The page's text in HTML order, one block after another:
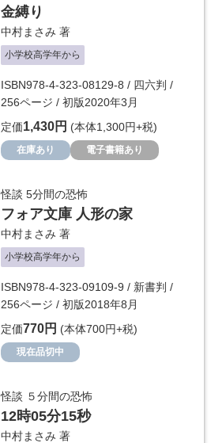
金縛り
中村まさみ 著
小学校高学年から
ISBN978-4-323-08129-8 / 四六判 /
256ページ / 初版2020年3月
定価1,430円 (本体1,300円+税)
在庫あり 電子書籍あり
怪談 5分間の恐怖
フォア文庫 人形の家
中村まさみ 著
小学校高学年から
ISBN978-4-323-09109-9 / 新書判 /
256ページ / 初版2018年8月
定価770円 (本体700円+税)
現在品切中
怪談 ５分間の恐怖
12時05分15秒
中村まさみ 著